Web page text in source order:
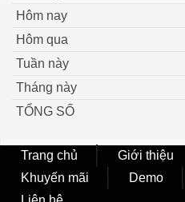
Hôm nay
Hôm qua
Tuần này
Tháng này
TỔNG SỐ
Trang chủ Giới thiệu
Khuyến mãi
Demo